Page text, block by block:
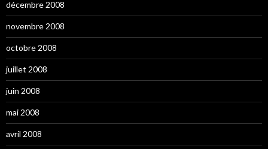
décembre 2008
novembre 2008
octobre 2008
juillet 2008
juin 2008
mai 2008
avril 2008